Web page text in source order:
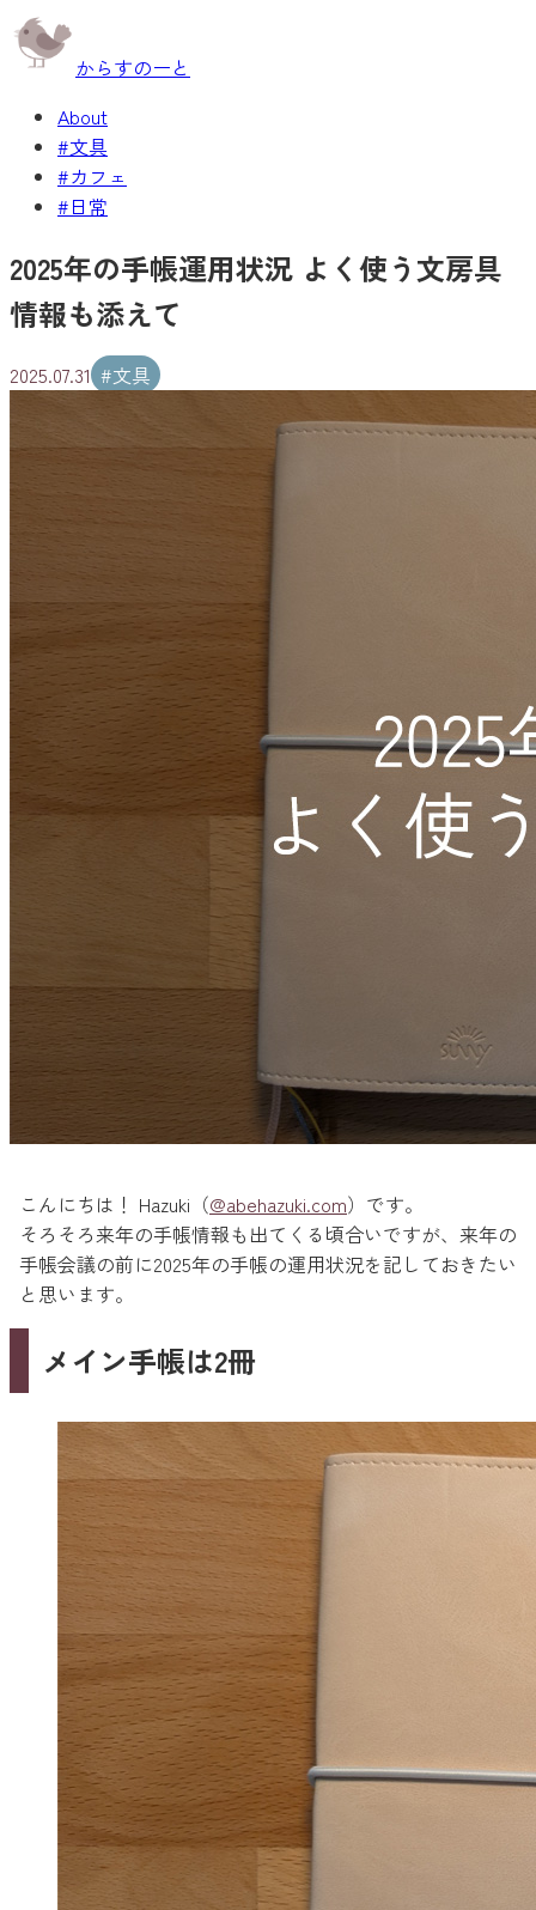
からすのーと
About
#文具
#カフェ
#日常
2025年の手帳運用状況 よく使う文房具
情報も添えて
2025.07.31 #文具
こんにちは！ Hazuki（@abehazuki.com）です。
そろそろ来年の手帳情報も出てくる頃合いですが、来年の
手帳会議の前に2025年の手帳の運用状況を記しておきたい
と思います。
メイン手帳は2冊